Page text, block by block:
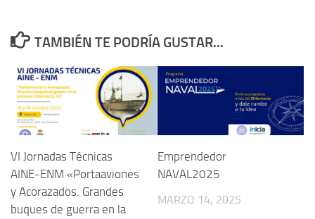
TAMBIÉN TE PODRÍA GUSTAR...
VI Jornadas Técnicas
AINE-ENM «Portaaviones
y Acorazados. Grandes
buques de guerra en la
Emprendedor
NAVAL2025
MARZO 14, 2025